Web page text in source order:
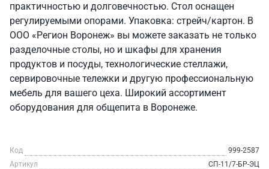
практичностью и долговечностью. Стол оснащен
регулируемыми опорами. Упаковка: стрейч/картон. В
ООО «Регион Воронеж» вы можете заказать не только
разделочные столы, но и шкафы для хранения
продуктов и посуды, технологические стеллажи,
сервировочные тележки и другую профессиональную
мебель для вашего цеха. Широкий ассортимент
оборудования для общепита в Воронеже.
Код
999-2587
Артикул
СП-11/7-БР-ЭЦ